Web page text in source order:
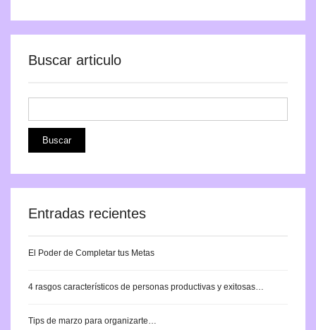
Buscar articulo
Entradas recientes
El Poder de Completar tus Metas
4 rasgos característicos de personas productivas y exitosas…
Tips de marzo para organizarte…